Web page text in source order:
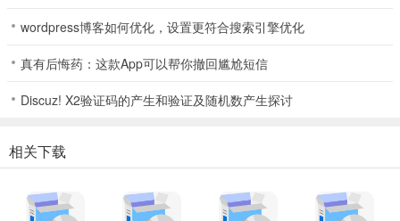
wordpress博客如何优化，设置更符合搜索引擎优化
真有后悔药：这款App可以帮你撤回尴尬短信
Discuz! X2验证码的产生和验证及随机数产生探讨
相关下载